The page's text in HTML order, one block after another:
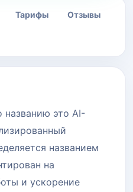
Тарифы Отзывы
названию это AI-
названием
на
и ускорение